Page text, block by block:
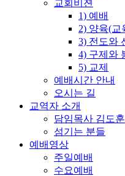
교회비젼
1) 예배
2) 양육(교
3) 전도와
4) 구제와
5) 교제
예배시간 안내
오시는 길
교역자 소개
담임목사 김도훈
섬기는 분들
예배영상
주일예배
수요예배